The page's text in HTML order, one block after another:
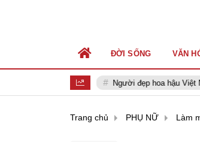
Người đẹp hoa hậu Việt
ĐỜI SỐNG VĂN
Trang chủ PHỤ NỮ Làm